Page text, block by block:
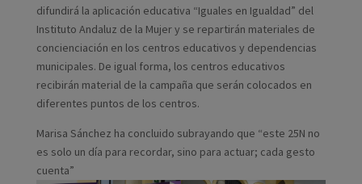
difundirá la aplicación educativa “Iguales en Igualdad” del
Instituto Andaluz de la Mujer y se repartirán materiales de
concienciación en los centros educativos y dependencias
municipales. De igual forma, los centros educativos
recibirán material de la campaña que serán colocados en
diferentes puntos de los centros.
Marisa Sánchez ha concluido subrayando que “este 25N no
es solo un día para recordar, sino para actuar; cada gesto
cuenta”